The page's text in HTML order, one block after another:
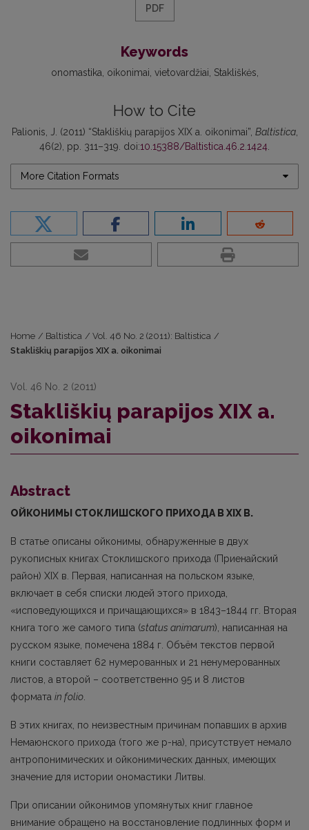
PDF
Keywords
onomastika oikonimai vietovardžiai Stakliškės
How to Cite
Palionis, J. (2011) “Stakliškių parapijos XIX a. oikonimai”, Baltistica,
46(2), pp. 311–319. doi:10.15388/Baltistica.46.2.1424
More Citation Formats
Home / Baltistica / Vol. 46 No. 2 (2011): Baltistica /
Stakliškių parapijos XIX a. oikonimai
Vol. 46 No. 2 (2011)
Stakliškių parapijos XIX a.
oikonimai
Abstract
ОЙКОНИМЫ СТОКЛИШСКОГО ПРИХОДА В XIX В.
В статье описаны ойконимы, обнаруженные в двух
рукописных книгах Стоклишского прихода (Приенайский
район) XIX в. Первая, написанная на польском языке,
включает в себя списки людей этого прихода,
«исповедующихся и причащающихся» в 1843–1844 гг. Вторая
книга того же самого типа (status animarum), написанная на
русском языке, помечена 1884 г. Объём текстов первой
книги составляет 62 нумерованных и 21 ненумерованных
листов, а второй – соответственно 95 и 8 листов
формата in folio
В этих книгах, по неизвестным причинам попавших в архив
Немаюнского прихода (того же р-на), присутствует немало
антропонимических и ойконимических данных, имеющих
значение для истории ономастики Литвы.
При описании ойконимов упомянутых книг главное
внимание обращено на восстановление подлинных форм и